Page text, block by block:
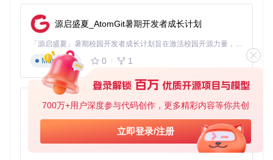
700万+用户深度参与代码创作，更多精彩内容等你共创
立即登录/注册
解决方案：CC Switch提供场景化配置模板，针对不同开发需
求优化参数设置：
场景 推荐服务 配置要点 优化参数
代码
生成
Codex, De
epSeek
启用代码补
查
创意
Claude, G
数增强创造
力
温度参数0.7-0.9，
配置大上下
上下文窗口1638
4，启用工具调用
源启盛夏_AtomGit暑期开发者成长计划
「源启盛夏」暑期校园开发者成长计划旨在激活校园开源力量，通过积分激励、认证扶持、资源倾斜等形式，引导高校组织和开发者完成「入驻 — 建项目 — 做贡献 — 获认证 — 得资源」的完整闭环。无论你是想带领社团入驻平台的组织者，还是希望用代码贡献证明自己的开发者，都能在这里找到属于你的成长路径。
Markdown
0 1
py-xiaozhi
基于Python的Xiaozhi AI，适用于想要完整Xiaozhi体验而无需拥有专用硬件的用户。
Python
0 1